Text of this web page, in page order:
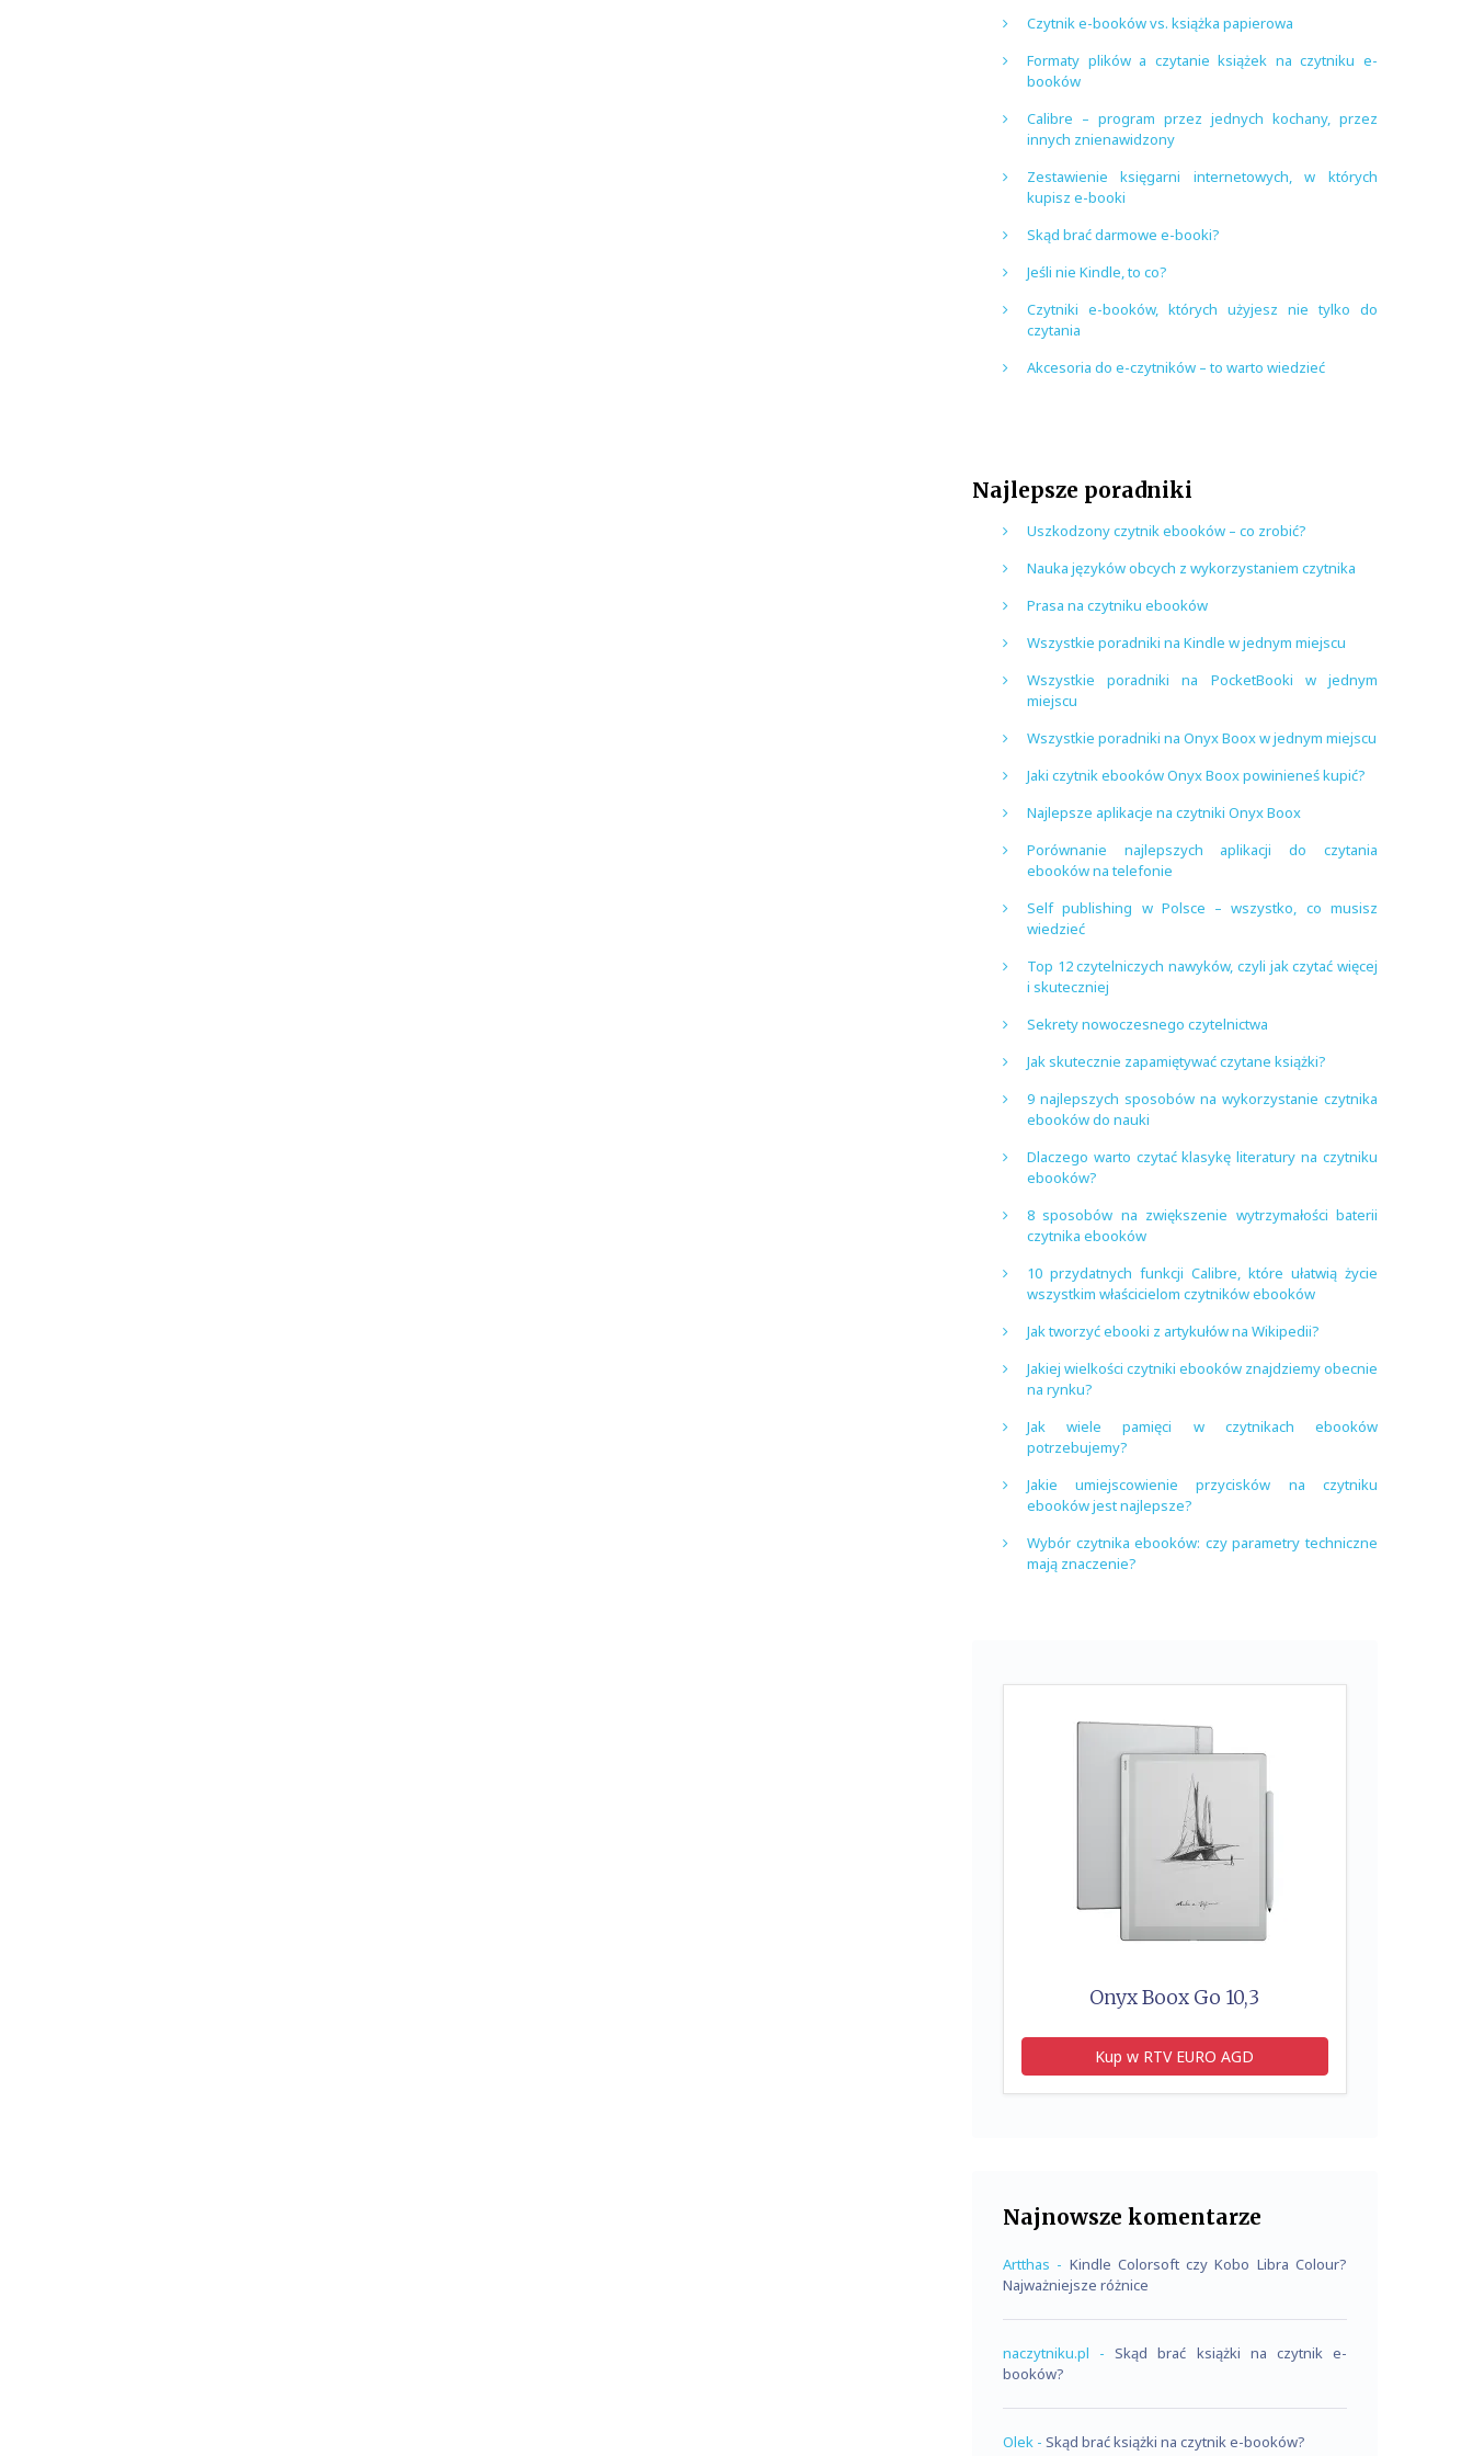
Czytnik e-booków vs. książka papierowa
Formaty plików a czytanie książek na czytniku e-
booków
Calibre – program przez jednych kochany, przez
innych znienawidzony
Zestawienie księgarni internetowych, w których
kupisz e-booki
Skąd brać darmowe e-booki?
Jeśli nie Kindle, to co?
Czytniki e-booków, których użyjesz nie tylko do
czytania
Akcesoria do e-czytników – to warto wiedzieć
Najlepsze poradniki
Uszkodzony czytnik ebooków – co zrobić?
Nauka języków obcych z wykorzystaniem czytnika
Prasa na czytniku ebooków
Wszystkie poradniki na Kindle w jednym miejscu
Wszystkie poradniki na PocketBooki w jednym
miejscu
Wszystkie poradniki na Onyx Boox w jednym miejscu
Jaki czytnik ebooków Onyx Boox powinieneś kupić?
Najlepsze aplikacje na czytniki Onyx Boox
Porównanie najlepszych aplikacji do czytania
ebooków na telefonie
Self publishing w Polsce – wszystko, co musisz
wiedzieć
Top 12 czytelniczych nawyków, czyli jak czytać więcej
i skuteczniej
Sekrety nowoczesnego czytelnictwa
Jak skutecznie zapamiętywać czytane książki?
9 najlepszych sposobów na wykorzystanie czytnika
ebooków do nauki
Dlaczego warto czytać klasykę literatury na czytniku
ebooków?
8 sposobów na zwiększenie wytrzymałości baterii
czytnika ebooków
10 przydatnych funkcji Calibre, które ułatwią życie
wszystkim właścicielom czytników ebooków
Jak tworzyć ebooki z artykułów na Wikipedii?
Jakiej wielkości czytniki ebooków znajdziemy obecnie
na rynku?
Jak wiele pamięci w czytnikach ebooków
potrzebujemy?
Jakie umiejscowienie przycisków na czytniku
ebooków jest najlepsze?
Wybór czytnika ebooków: czy parametry techniczne
mają znaczenie?
Onyx Boox Go 10,3
Kup w RTV EURO AGD
Najnowsze komentarze
Artthas - Kindle Colorsoft czy Kobo Libra Colour?
Najważniejsze różnice
naczytniku.pl - Skąd brać książki na czytnik e-
booków?
Olek - Skąd brać książki na czytnik e-booków?